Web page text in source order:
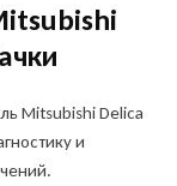
Mitsubishi Delica
и